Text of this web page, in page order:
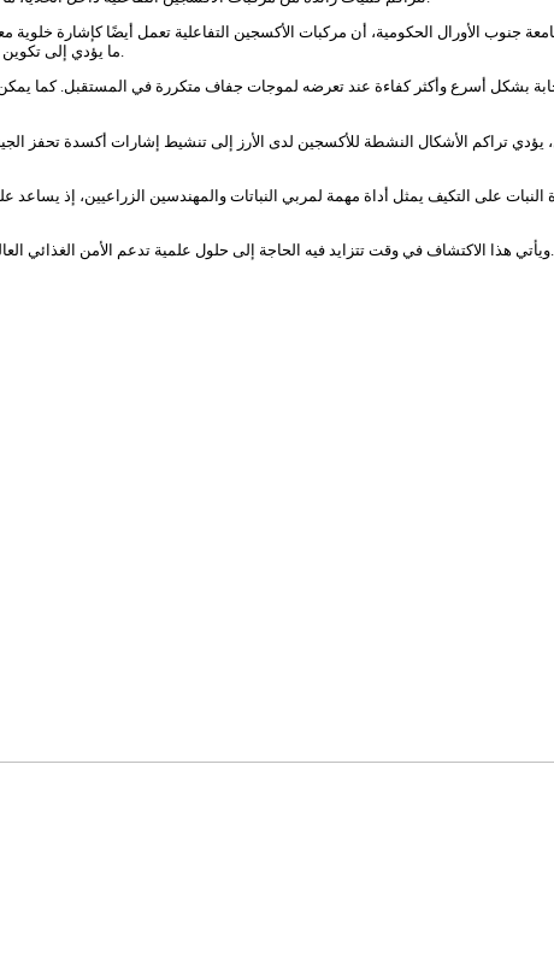
جنوب الأورال الحكومية، أن مركبات الأكسجين التفاعلية تعمل أيضًا كإشارة
بشكل أسرع وأكثر كفاءة عند تعرضه لموجات جفاف متكررة في المستقبل. كما يمكن
يؤدي تراكم الأشكال النشطة للأكسجين لدى الأرز إلى تنشيط إشارات أكسدة تحفز
النبات على التكيف يمثل أداة مهمة لمربي النباتات والمهندسين الزراعيين، إذ
ويأتي هذا الاكتشاف في وقت تتزايد فيه الحاجة إلى حلول علمية تدعم الأمن الغذائي العالمي، من خلال إنتاج محاصيل قادرة على تحمل الجفاف والظروف المناخية المتغيرة.